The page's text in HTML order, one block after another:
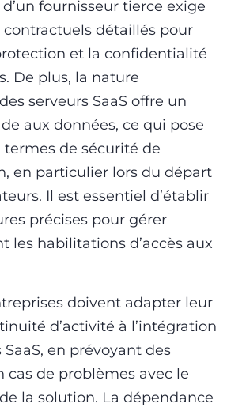
fournisseur tierce exige
contractuels détaillés pour
et la confidentialité
De plus, la nature
serveurs SaaS offre un
aux données, ce qui pose
termes de sécurité de
en particulier lors du départ
Il est essentiel d’établir
précises pour gérer
les habilitations d’accès aux
doivent adapter leur
d’activité à l’intégration
en prévoyant des
cas de problèmes avec le
la solution. La dépendance